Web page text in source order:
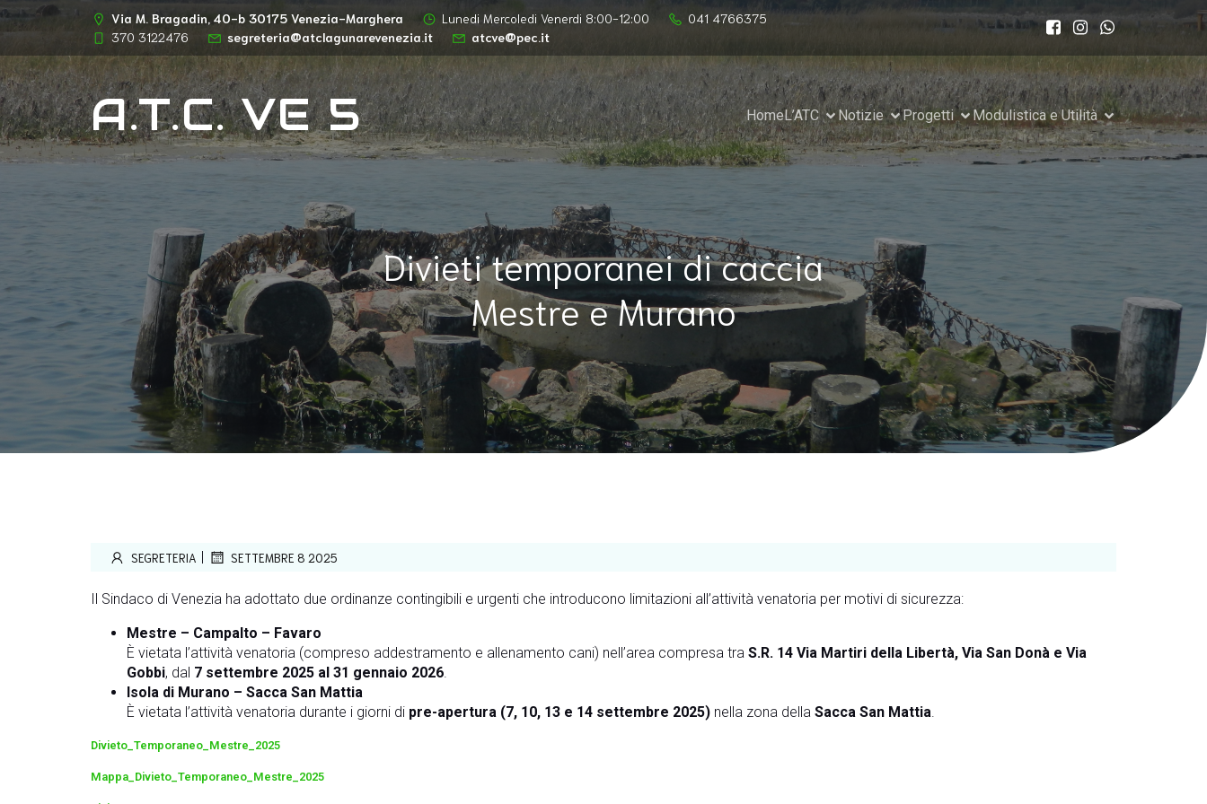
Via M. Bragadin, 40-b 30175 Venezia-Marghera Lunedi Mercoledi Venerdi 8:00-12:00
041 4766375
370 3122476
segreteria@atclagunarevenezia.it atcve@pec.it
A.T.C. VE 5 HomeL’ATC Notizie Progetti Modulistica e Utilità
Divieti temporanei di caccia
Mestre e Murano
SEGRETERIA | SETTEMBRE 8 2025
Il Sindaco di Venezia ha adottato due ordinanze contingibili e urgenti che introducono limitazioni all’attività venatoria per motivi di sicurezza:
Mestre – Campalto – Favaro
È vietata l’attività venatoria (compreso addestramento e allenamento cani) nell’area compresa tra S.R. 14 Via Martiri della Libertà, Via San Donà e Via
Gobbi, dal 7 settembre 2025 al 31 gennaio 2026.
Isola di Murano – Sacca San Mattia
È vietata l’attività venatoria durante i giorni di pre-apertura (7, 10, 13 e 14 settembre 2025) nella zona della Sacca San Mattia.
Divieto_Temporaneo_Mestre_2025
Mappa_Divieto_Temporaneo_Mestre_2025